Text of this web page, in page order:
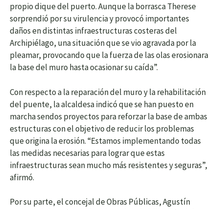
propio dique del puerto. Aunque la borrasca Therese
sorprendió por su virulencia y provocó importantes
daños en distintas infraestructuras costeras del
Archipiélago, una situación que se vio agravada por la
pleamar, provocando que la fuerza de las olas erosionara
la base del muro hasta ocasionar su caída”.
Con respecto a la reparación del muro y la rehabilitación
del puente, la alcaldesa indicó que se han puesto en
marcha sendos proyectos para reforzar la base de ambas
estructuras con el objetivo de reducir los problemas
que origina la erosión. “Estamos implementando todas
las medidas necesarias para lograr que estas
infraestructuras sean mucho más resistentes y seguras”,
afirmó.
Por su parte, el concejal de Obras Públicas, Agustín